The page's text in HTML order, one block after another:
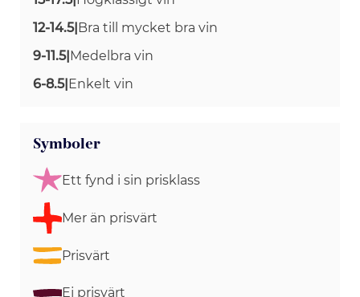
12-14.5|Bra till mycket bra vin
9-11.5|Medelbra vin
6-8.5|Enkelt vin
Symboler
Ett fynd i sin prisklass
Mer än prisvärt
Prisvärt
Ej prisvärt